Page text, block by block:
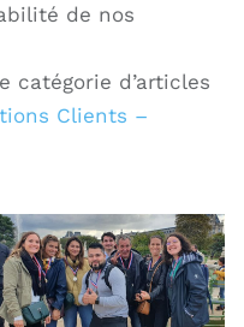
de nos
catégorie d’articles
Clients –